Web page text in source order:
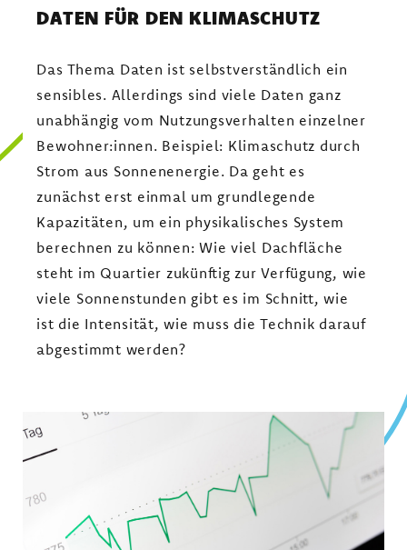
DATEN FÜR DEN KLIMASCHUTZ
Das Thema Daten ist selbstverständlich ein
sensibles. Allerdings sind viele Daten ganz
unabhängig vom Nutzungsverhalten einzelner
Bewohner:innen. Beispiel: Klimaschutz durch
Strom aus Sonnenenergie. Da geht es
zunächst erst einmal um grundlegende
Kapazitäten, um ein physikalisches System
berechnen zu können: Wie viel Dachfläche
steht im Quartier zukünftig zur Verfügung, wie
viele Sonnenstunden gibt es im Schnitt, wie
ist die Intensität, wie muss die Technik darauf
abgestimmt werden?